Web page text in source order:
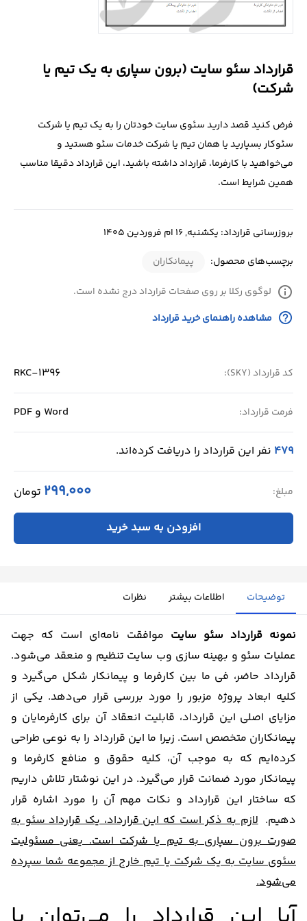
درباره
تماس
با
قرارداد سئو سایت (برون سپاری به یک تیم یا
شرکت)
فرض کنید قصد دارید سئوی سایت خودتان را به یک تیم یا شرکت
سئوکار بسپارید یا همان تیم یا شرکت خدمات سئو هستید و
می‌خواهید با کارفرما، قرارداد داشته باشید، این قرارداد دقیقا مناسب
همین شرایط است.
بروزرسانی قرارداد: یکشنبه, 16 ام فروردین 1405
برچسب‌های محصول:
پیمانکاران
info لوگوی رکلا بر روی صفحات قرارداد درج نشده است.
help_outline مشاهده راهنمای خرید قرارداد
کد قرارداد (SKY): RKC-1396
فرمت قرارداد: Word و PDF
479 نفر این قرارداد را دریافت کرده‌اند.
مبلغ: 299,000 تومان
افزودن به سبد خرید
توضیحات اطلاعات بیشتر نظرات
نمونه قرارداد سئو سایت موافقت نامه‌ای است که جهت
عملیات سئو و بهینه سازی وب سایت تنظیم و منعقد می‌شود.
قرارداد حاضر، فی ما بین کارفرما و پیمانکار شکل می‌گیرد و
کلیه ابعاد پروژه مزبور را مورد بررسی قرار می‌دهد. یکی از
مزایای اصلی این قرارداد، قابلیت انعقاد آن برای کارفرمایان و
پیمانکاران متخصص است. زیرا ما این قرارداد را به نوعی طراحی
کرده‌ایم که به موجب آن، کلیه حقوق و منافع کارفرما و
پیمانکار مورد ضمانت قرار می‌گیرد. در این نوشتار تلاش داریم
که ساختار این قرارداد و نکات مهم آن را مورد اشاره قرار
دهیم. لازم به ذکر است که این قرارداد، یک قرارداد سئو به
صورت برون سپاری به تیم یا شرکت است. یعنی مسئولیت
سئوی سایت به یک شرکت یا تیم خارج از مجموعه شما سپرده
می‌شود.